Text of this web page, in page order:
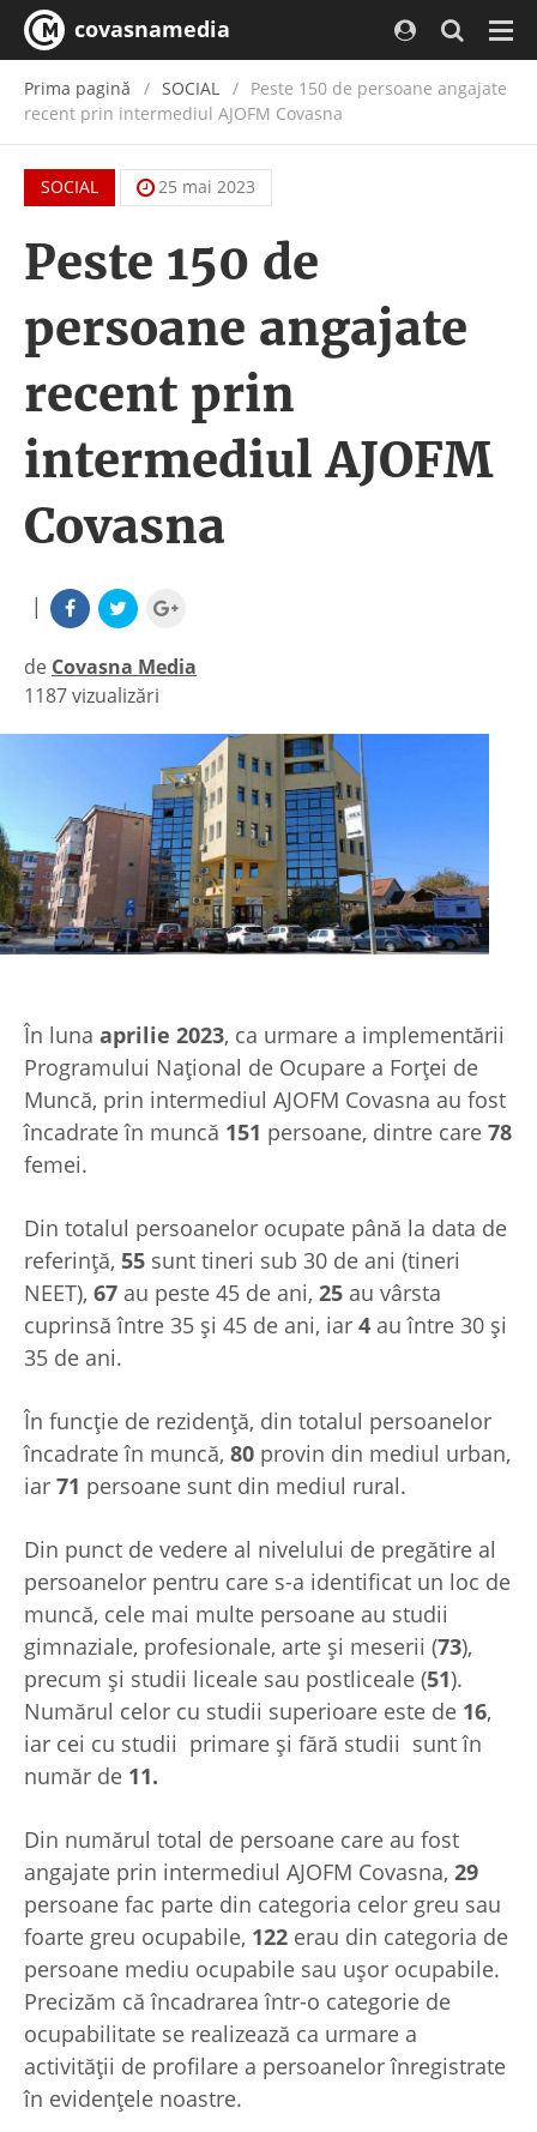
covasnamedia
Prima pagină SOCIAL
Peste 150 de persoane angajate
recent prin intermediul AJOFM Covasna
SOCIAL 25 mai 2023
Peste 150 de
persoane angajate
recent prin
intermediul AJOFM
Covasna
|
de Covasna Media
|
1187 vizualizări
În luna aprilie 2023, ca urmare a implementării
Programului Naţional de Ocupare a Forţei de
Muncă, prin intermediul AJOFM Covasna au fost
încadrate în muncă 151 persoane, dintre care 78
femei.
Din totalul persoanelor ocupate până la data de
referință, 55 sunt tineri sub 30 de ani (tineri
NEET), 67 au peste 45 de ani, 25 au vârsta
cuprinsă între 35 și 45 de ani, iar 4 au între 30 și
35 de ani.
În funcţie de rezidenţă, din totalul persoanelor
încadrate în muncă, 80 provin din mediul urban,
iar 71 persoane sunt din mediul rural.
Din punct de vedere al nivelului de pregătire al
persoanelor pentru care s-a identificat un loc de
muncă, cele mai multe persoane au studii
gimnaziale, profesionale, arte şi meserii (73),
precum şi studii liceale sau postliceale (51).
Numărul celor cu studii superioare este de 16,
iar cei cu studii primare şi fără studii sunt în
număr de 11.
Din numărul total de persoane care au fost
angajate prin intermediul AJOFM Covasna, 29
persoane fac parte din categoria celor greu sau
foarte greu ocupabile, 122 erau din categoria de
persoane mediu ocupabile sau uşor ocupabile.
Precizăm că încadrarea într-o categorie de
ocupabilitate se realizează ca urmare a
activităţii de profilare a persoanelor înregistrate
în evidenţele noastre.